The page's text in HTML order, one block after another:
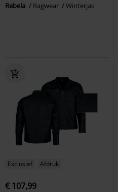
Rebela Ragwear Winterjas
Exclusief Afdruk
€ 107,99